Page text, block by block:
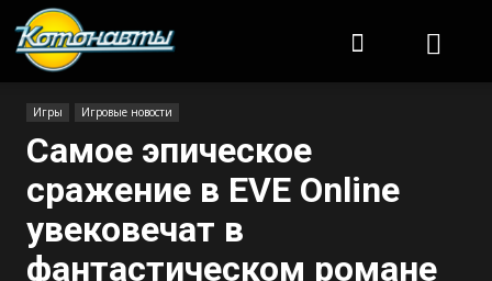
Игры Игровые новости
Самое эпическое
сражение в EVE Online
увековечат в
фантастическом романе